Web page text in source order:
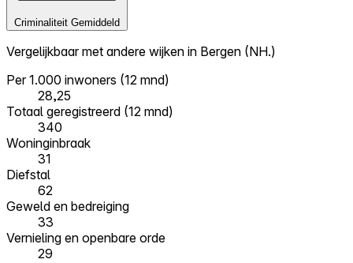
Criminaliteit Gemiddeld
Vergelijkbaar met andere wijken in Bergen (NH.)
Per 1.000 inwoners (12 mnd)
28,25
Totaal geregistreerd (12 mnd)
340
Woninginbraak
31
Diefstal
62
Geweld en bedreiging
33
Vernieling en openbare orde
29